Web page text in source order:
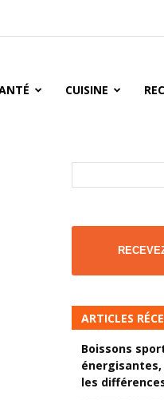
CUISINE
ARTICLES
Boissons
les